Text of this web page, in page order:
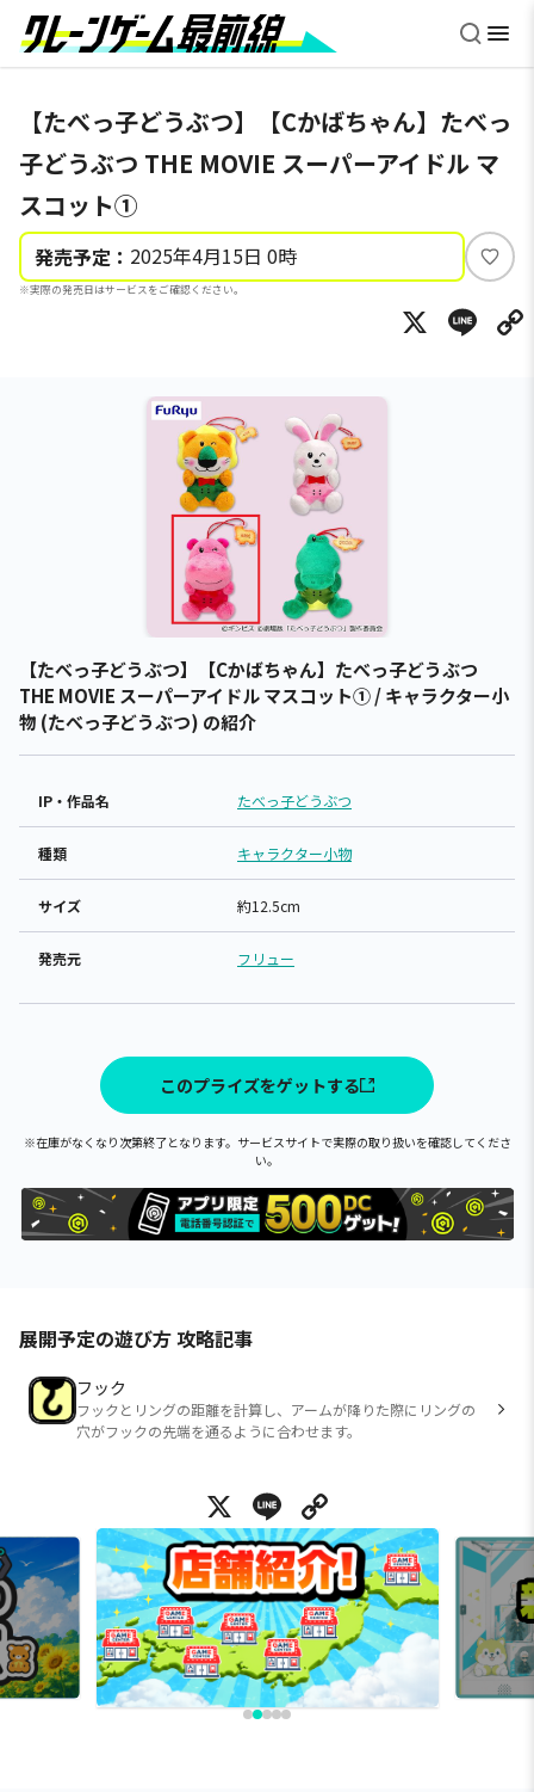
【たべっ子どうぶつ】【Cかばちゃん】たべっ
子どうぶつ THE MOVIE スーパーアイドル マ
スコット①
発売予定： 2025年4月15日 0時
※実際の発売日はサービスをご確認ください。
い
ね
X
【たべっ子どうぶつ】【Cかばちゃん】たべっ子どうぶつ
THE MOVIE スーパーアイドル マスコット① / キャラクター小
物 (たべっ子どうぶつ) の紹介
IP・作品名 たべっ子どうぶつ
種類 キャラクター小物
サイズ 約12.5cm
発売元 フリュー
このプライズをゲットする
※在庫がなくなり次第終了となります。サービスサイトで実際の取り扱いを確認してくださ
い。
展開予定の遊び方 攻略記事
フック
フックとリングの距離を計算し、アームが降りた際にリングの
穴がフックの先端を通るように合わせます。
X Line